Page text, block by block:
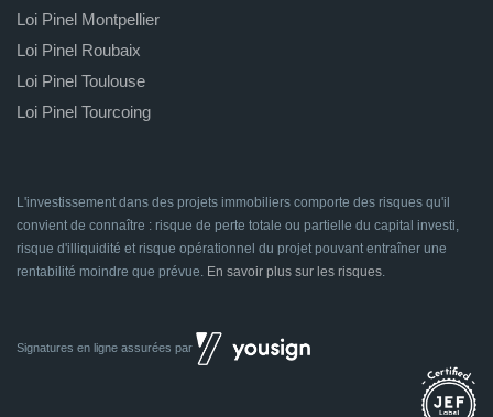
Loi Pinel Montpellier
Loi Pinel Roubaix
Loi Pinel Toulouse
Loi Pinel Tourcoing
L'investissement dans des projets immobiliers comporte des risques qu'il
convient de connaître : risque de perte totale ou partielle du capital investi,
risque d'illiquidité et risque opérationnel du projet pouvant entraîner une
rentabilité moindre que prévue. En savoir plus sur les risques
Signatures en ligne assurées par